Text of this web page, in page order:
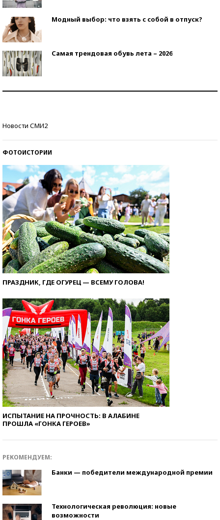
Модный выбор: что взять с собой в отпуск?
Самая трендовая обувь лета – 2026
Новости СМИ2
ФОТОИСТОРИИ
ПРАЗДНИК, ГДЕ ОГУРЕЦ — ВСЕМУ ГОЛОВА!
ИСПЫТАНИЕ НА ПРОЧНОСТЬ: В АЛАБИНЕ
ПРОШЛА «ГОНКА ГЕРОЕВ»
РЕКОМЕНДУЕМ:
Банки — победители международной премии
Технологическая революция: новые
возможности